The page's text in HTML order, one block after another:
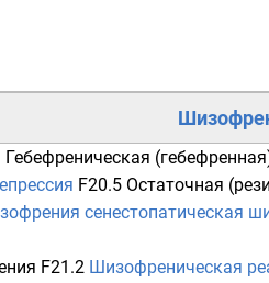
Гебефреническая
F20.5 Остаточная
сенестопатическая
F21.2 Шизофреническая